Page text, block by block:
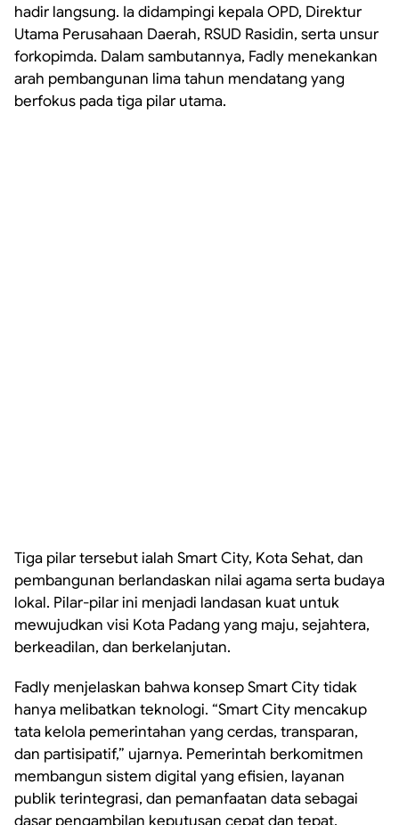
hadir langsung. Ia didampingi kepala OPD, Direktur
Utama Perusahaan Daerah, RSUD Rasidin, serta unsur
forkopimda. Dalam sambutannya, Fadly menekankan
arah pembangunan lima tahun mendatang yang
berfokus pada tiga pilar utama.
Tiga pilar tersebut ialah Smart City, Kota Sehat, dan
pembangunan berlandaskan nilai agama serta budaya
lokal. Pilar-pilar ini menjadi landasan kuat untuk
mewujudkan visi Kota Padang yang maju, sejahtera,
berkeadilan, dan berkelanjutan.
Fadly menjelaskan bahwa konsep Smart City tidak
hanya melibatkan teknologi. “Smart City mencakup
tata kelola pemerintahan yang cerdas, transparan,
dan partisipatif,” ujarnya. Pemerintah berkomitmen
membangun sistem digital yang efisien, layanan
publik terintegrasi, dan pemanfaatan data sebagai
dasar pengambilan keputusan cepat dan tepat.